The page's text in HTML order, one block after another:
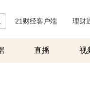
21财经客户端 理财
直播 视